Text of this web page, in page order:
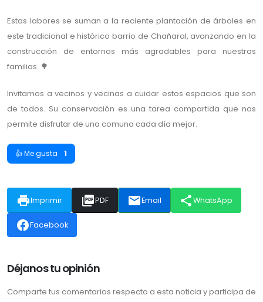
Estas labores se suman a la reciente plantación de árboles en
este tradicional e histórico barrio de Chañaral, avanzando en la
construcción de entornos más agradables para nuestras
familias. 🌳
Invitamos a vecinos y vecinas a cuidar estos espacios que son
de todos. Su conservación es una tarea compartida que nos
permite disfrutar de una comuna cada día mejor.
👍 Me gusta 1
printImprimir picture_as_pdfPDF emailEmail shareWhatsApp
facebookFacebook
Déjanos tu opinión
Comparte tus comentarios respecto a esta noticia y participa de